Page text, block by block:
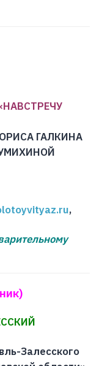
ГАЛКИНА
,
Залесского